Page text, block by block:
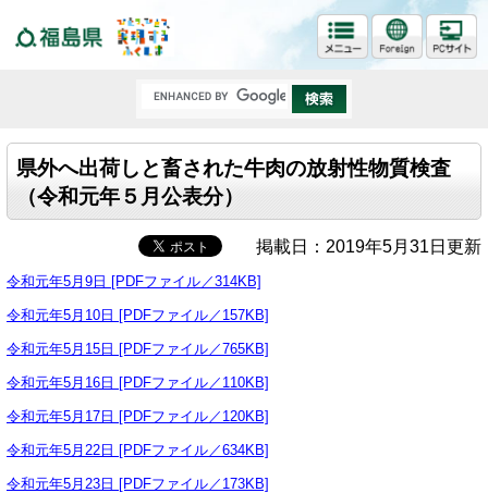
県外へ出荷しと畜された牛肉の放射性物質検査
（令和元年５月公表分）
掲載日：2019年5月31日更新
令和元年5月9日 [PDFファイル／314KB]
令和元年5月10日 [PDFファイル／157KB]
令和元年5月15日 [PDFファイル／765KB]
令和元年5月16日 [PDFファイル／110KB]
令和元年5月17日 [PDFファイル／120KB]
令和元年5月22日 [PDFファイル／634KB]
令和元年5月23日 [PDFファイル／173KB]